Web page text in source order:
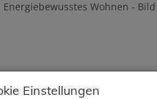
Einstellungen